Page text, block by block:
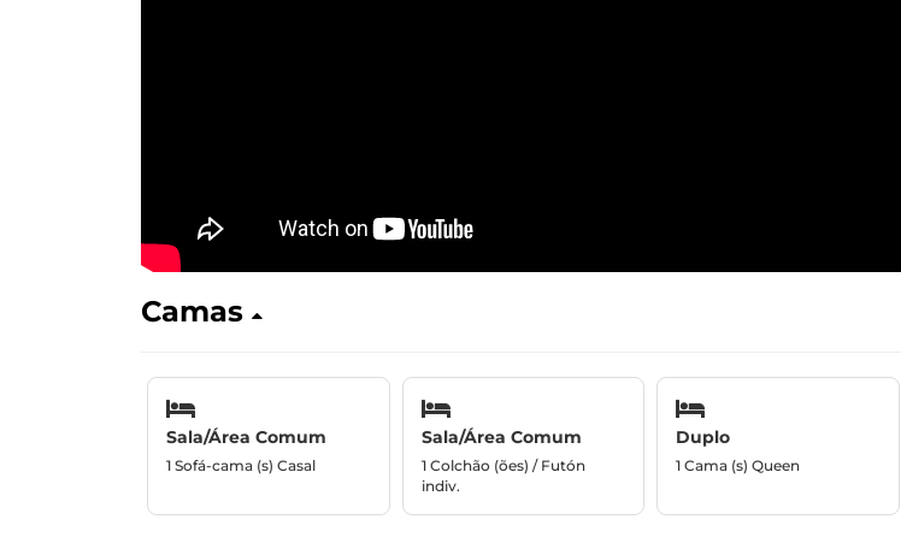
Camas
Sala/Área Comum
1 Sofá-cama (s) Casal
Sala/Área Comum
1 Colchão (ões) / Futón
indiv.
Duplo
1 Cama (s) Queen